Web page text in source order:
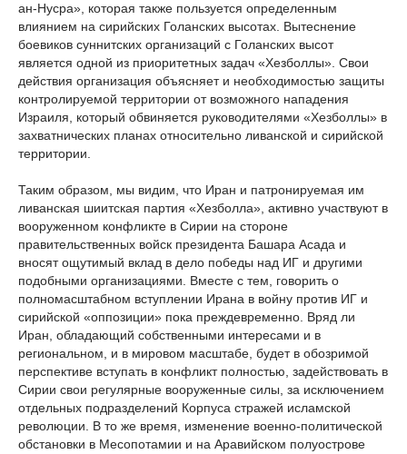
ан-Нусра», которая также пользуется определенным
влиянием на сирийских Голанских высотах. Вытеснение
боевиков суннитских организаций с Голанских высот
является одной из приоритетных задач «Хезболлы». Свои
действия организация объясняет и необходимостью защиты
контролируемой территории от возможного нападения
Израиля, который обвиняется руководителями «Хезболлы» в
захватнических планах относительно ливанской и сирийской
территории.
Таким образом, мы видим, что Иран и патронируемая им
ливанская шиитская партия «Хезболла», активно участвуют в
вооруженном конфликте в Сирии на стороне
правительственных войск президента Башара Асада и
вносят ощутимый вклад в дело победы над ИГ и другими
подобными организациями. Вместе с тем, говорить о
полномасштабном вступлении Ирана в войну против ИГ и
сирийской «оппозиции» пока преждевременно. Вряд ли
Иран, обладающий собственными интересами и в
региональном, и в мировом масштабе, будет в обозримой
перспективе вступать в конфликт полностью, задействовать в
Сирии свои регулярные вооруженные силы, за исключением
отдельных подразделений Корпуса стражей исламской
революции. В то же время, изменение военно-политической
обстановки в Месопотамии и на Аравийском полуострове